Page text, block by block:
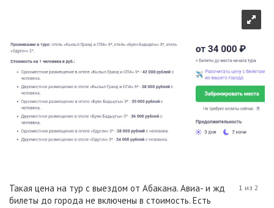
Такая цена на тур с выездом от Абакана. Авиа- и жд
билеты до города не включены в стоимость. Есть
1 из 2